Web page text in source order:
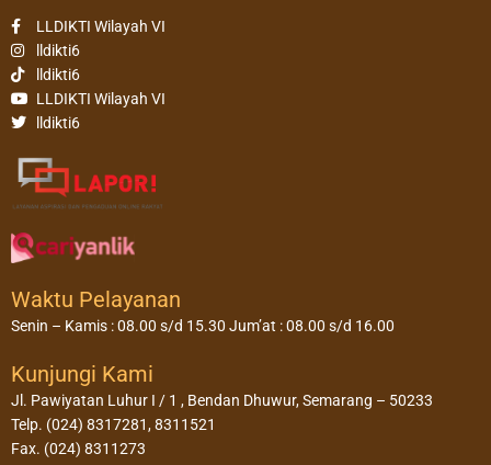
LLDIKTI Wilayah VI
lldikti6
lldikti6
LLDIKTI Wilayah VI
lldikti6
Waktu Pelayanan
Senin – Kamis : 08.00 s/d 15.30 Jum’at : 08.00 s/d 16.00
Kunjungi Kami
Jl. Pawiyatan Luhur I / 1 , Bendan Dhuwur, Semarang – 50233
Telp. (024) 8317281, 8311521
Fax. (024) 8311273